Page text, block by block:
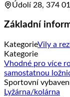
Údolí 28, 374
Základní
KategorieVily a
Kategorie
Vhodné pro více
samostatnou
Sportovní
Lyžárna/kolárna